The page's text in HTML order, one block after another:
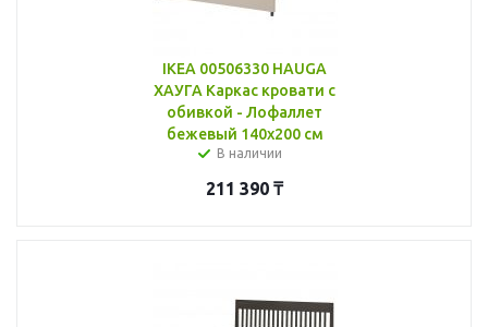
IKEA 00506330 HAUGA
ХАУГА Каркас кровати с
обивкой - Лофаллет
бежевый 140x200 см
В наличии
211 390 ₸